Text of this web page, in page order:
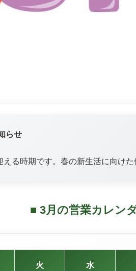
らせ
る時期です。春の新生活に向けた
■ 3月の営業カレン
火 水